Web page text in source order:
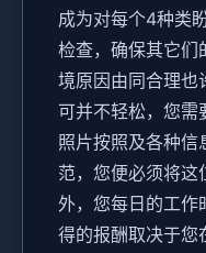
成为对每个4种类
检查，确保其它们
境原因由同合理也
可并不轻松，您需
照片按照及各种信
范，您便必须将这
外，您每日的工作
得的报酬取决于您